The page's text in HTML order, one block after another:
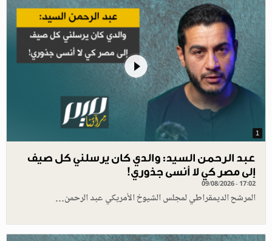
1
عبد الرحمن السيد: والدي كان يرسلني كل صيف
إلى مصر كي لا أنسى جذوري!
09/08/2026 - 17:02
المرشح الديمقراطي لمجلس الشيوخ الأمريكي عبد الرحمن…